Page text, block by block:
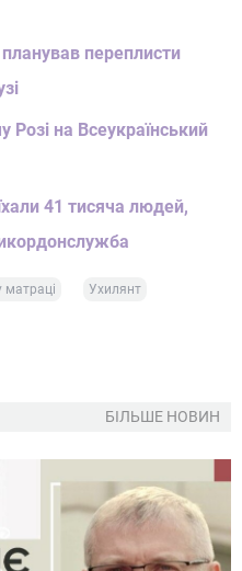
переплисти
Розі на Всеукраїнський
41 тисяча людей,
матраці Ухилянт
БІЛЬШЕ НОВИН